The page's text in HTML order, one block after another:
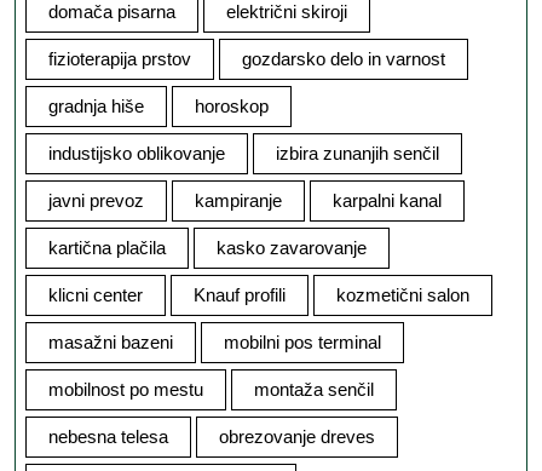
domača pisarna električni skiroji
fizioterapija prstov gozdarsko delo in varnost
gradnja hiše horoskop
industijsko oblikovanje izbira zunanjih senčil
javni prevoz kampiranje karpalni kanal
kartična plačila kasko zavarovanje
klicni center Knauf profili kozmetični salon
masažni bazeni mobilni pos terminal
mobilnost po mestu montaža senčil
nebesna telesa obrezovanje dreves